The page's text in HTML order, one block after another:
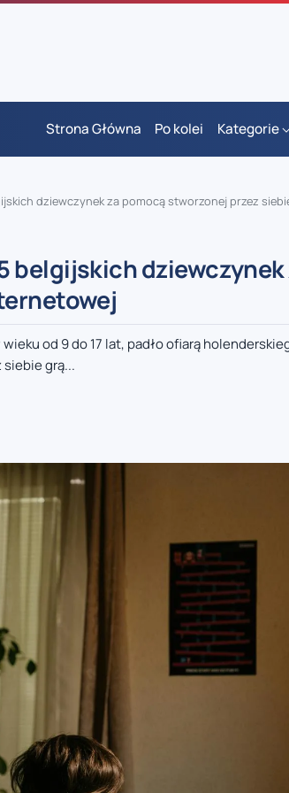
Strona Główna Po kolei Kategorie
dziewczynek za pomocą stworzonej przez
belgijskich
od 9 do 17 lat, padło ofiarą
grą...